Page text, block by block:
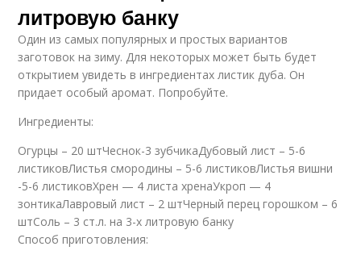
литровую банку
Один из самых популярных и простых вариантов
заготовок на зиму. Для некоторых может быть будет
открытием увидеть в ингредиентах листик дуба. Он
придает особый аромат. Попробуйте.
Ингредиенты:
Огурцы – 20 штЧеснок-3 зубчикаДубовый лист – 5-6
листиковЛистья смородины – 5-6 листиковЛистья вишни
-5-6 листиковХрен — 4 листа хренаУкроп — 4
зонтикаЛавровый лист – 2 штЧерный перец горошком – 6
штСоль – 3 ст.л. на 3-х литровую банку
Способ приготовления: